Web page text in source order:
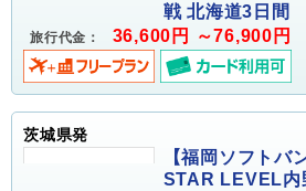
戦 北海道3日間
旅行代金： 36,600円 ～76,900円
茨城県発
【福岡ソフトバ
STAR LEVEL内